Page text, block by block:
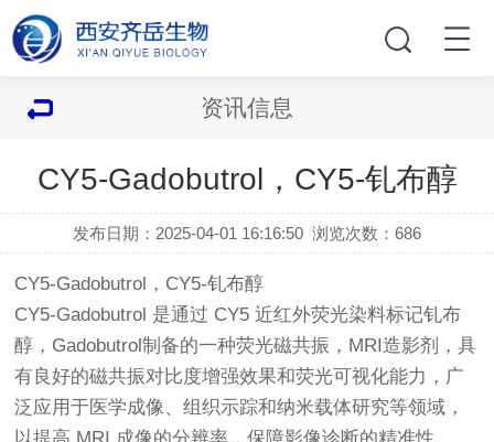
资讯信息
CY5-Gadobutrol，CY5-钆布醇
发布日期：2025-04-01 16:16:50 浏览次数：686
CY5-Gadobutrol，CY5-钆布醇
CY5-Gadobutrol 是通过 CY5 近红外荧光染料标记钆布
醇，Gadobutrol制备的一种荧光磁共振，MRI造影剂，具
有良好的磁共振对比度增强效果和荧光可视化能力，广
泛应用于医学成像、组织示踪和纳米载体研究等领域，